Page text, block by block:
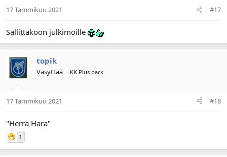
17 Tammikuu 2021 #17
Sallittakoon julkimoille
topik
Väsyttää KK Plus pack
17 Tammikuu 2021 #18
"Herra Hara"
1